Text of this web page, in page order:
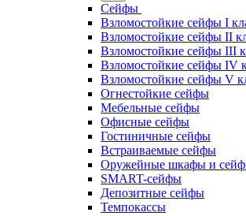
Сейфы
Взломостойкие сейфы I
Взломостойкие сейфы II
Взломостойкие сейфы III
Взломостойкие сейфы IV
Взломостойкие сейфы V
Огнестойкие сейфы
Мебельные сейфы
Офисные сейфы
Гостиничные сейфы
Встраиваемые сейфы
Оружейные шкафы и
SMART-сейфы
Депозитные сейфы
Темпокассы